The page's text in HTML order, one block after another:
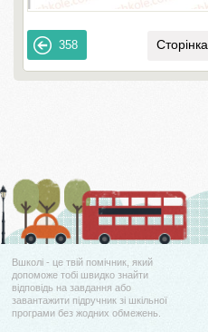
358 Сторінка
Вшколі - це твій помічник, який
допоможе тобі швидко знайти
відповідь на завдання або
завантажити підручник зі шкільної
програми без жодних обмежень.